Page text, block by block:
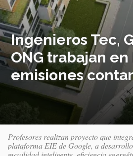
Ingenieros Tec,
ONG trabajan en
emisiones
Profesores realizan proyecto que
plataforma EIE de Google, a